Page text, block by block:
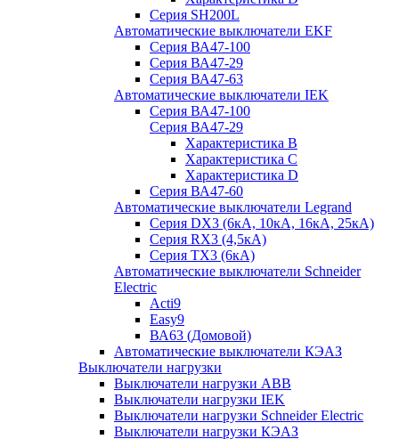
Серия SH200L
Автоматические выключатели EKF
Серия ВА47-100
Серия ВА47-29
Серия ВА47-63
Автоматические выключатели IEK
Серия ВА47-100
Серия ВА47-29
Характеристика B
Характеристика C
Характеристика D
Серия ВА47-60
Автоматические выключатели Legrand
Серия DX3 (6кА, 10кА, 16кА, 25кА)
Серия RX3 (4,5кА)
Серия TX3 (6кА)
Автоматические выключатели Schneider
Electric
Acti9
Easy9
ВА63 (Домовой)
Автоматические выключатели КЭАЗ
Выключатели нагрузки
Выключатели нагрузки ABB
Выключатели нагрузки IEK
Выключатели нагрузки Schneider Electric
Выключатели нагрузки КЭАЗ